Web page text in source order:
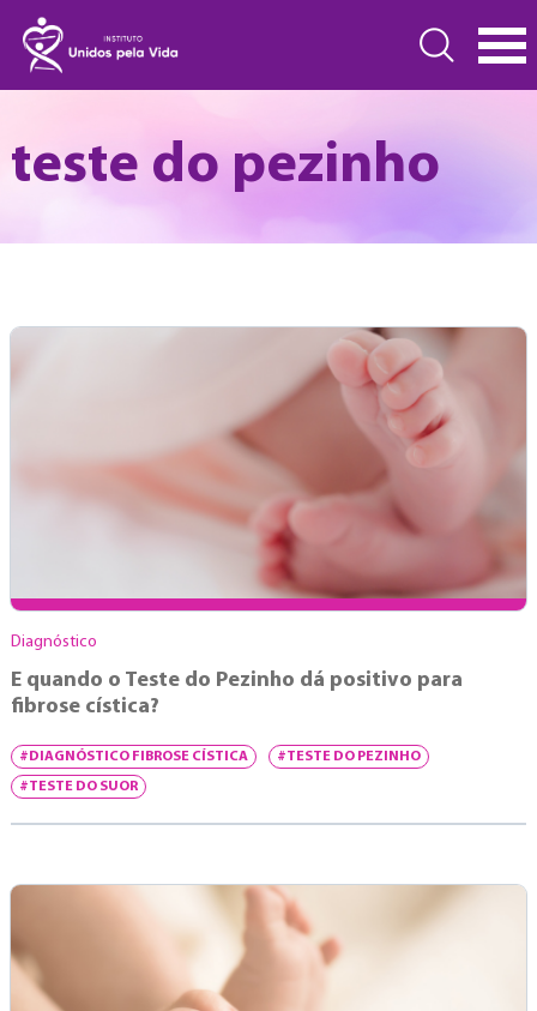
teste do pezinho
Diagnóstico
E quando o Teste do Pezinho dá positivo para
fibrose cística?
#DIAGNÓSTICO FIBROSE CÍSTICA #TESTE DO PEZINHO
#TESTE DO SUOR